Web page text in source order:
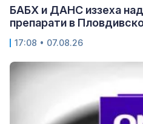
БАБХ и ДАНС иззеха
препарати в
17:08 • 07.08.26